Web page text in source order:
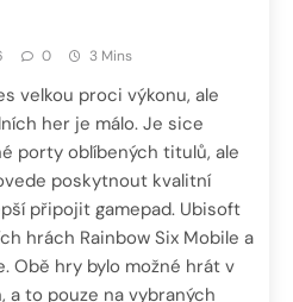
0 3 Mins
velkou proci výkonu, ale
her je málo. Je sice
porty oblíbených titulů, ale
poskytnout kvalitní
připojit gamepad. Ubisoft
hrách Rainbow Six Mobile a
Obě hry bylo možné hrát v
a to pouze na vybraných